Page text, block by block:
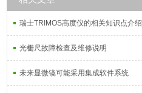
瑞士TRIMOS高度仪的相关知识点介绍
光栅尺故障检查及维修说明
未来显微镜可能采用集成软件系统